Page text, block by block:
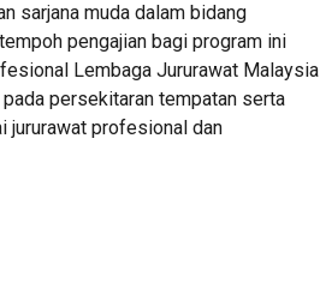
sarjana muda dalam bidang
pengajian bagi program ini
Lembaga Jururawat Malaysia
persekitaran tempatan serta
jururawat profesional dan